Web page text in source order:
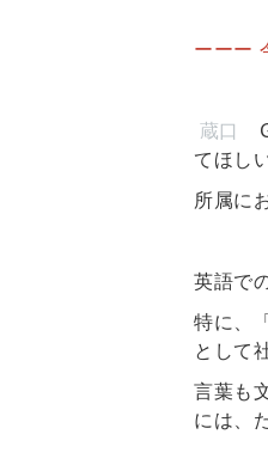
ーーー
蔵口
てほし
所属に
英語で
特に、
として
言葉も
には、